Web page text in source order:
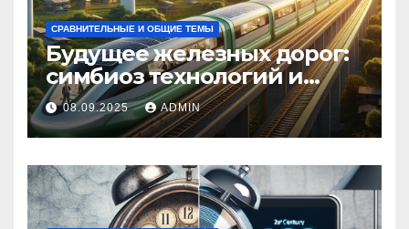
СРАВНИТЕЛЬНЫЕ И ОБЩИЕ ТЕМЫ
Будущее железных дорог:
симбиоз технологий и
экологии
08.09.2025 ADMIN